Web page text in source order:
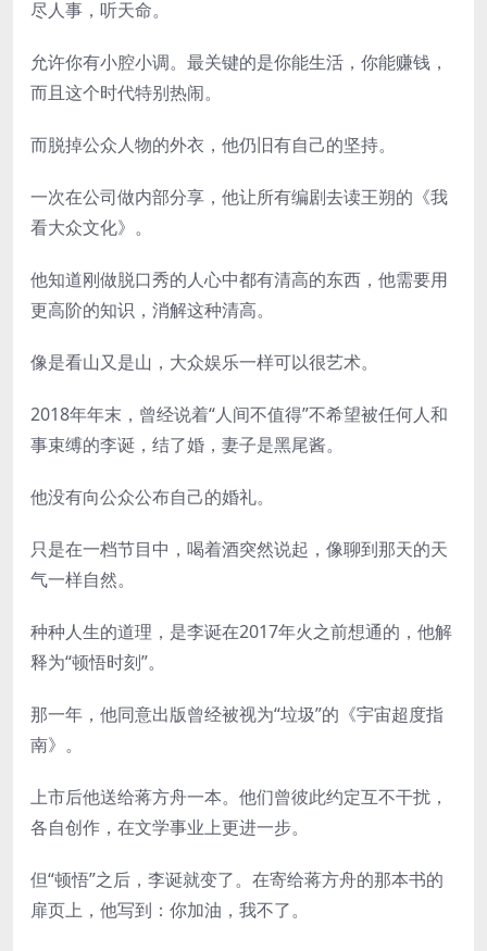
尽人事，听天命。
允许你有小腔小调。最关键的是你能生活，你能赚钱，
而且这个时代特别热闹。
而脱掉公众人物的外衣，他仍旧有自己的坚持。
一次在公司做内部分享，他让所有编剧去读王朔的《我
看大众文化》。
他知道刚做脱口秀的人心中都有清高的东西，他需要用
更高阶的知识，消解这种清高。
像是看山又是山，大众娱乐一样可以很艺术。
2018年年末，曾经说着“人间不值得”不希望被任何人和
事束缚的李诞，结了婚，妻子是黑尾酱。
他没有向公众公布自己的婚礼。
只是在一档节目中，喝着酒突然说起，像聊到那天的天
气一样自然。
种种人生的道理，是李诞在2017年火之前想通的，他解
释为“顿悟时刻”。
那一年，他同意出版曾经被视为“垃圾”的《宇宙超度指
南》。
上市后他送给蒋方舟一本。他们曾彼此约定互不干扰，
各自创作，在文学事业上更进一步。
但“顿悟”之后，李诞就变了。在寄给蒋方舟的那本书的
扉页上，他写到：你加油，我不了。